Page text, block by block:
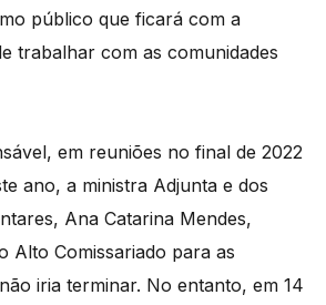
público que ficará com a
trabalhar com as comunidades
em reuniões no final de 2022
ano, a ministra Adjunta e dos
Ana Catarina Mendes,
Alto Comissariado para as
iria terminar. No entanto, em 14